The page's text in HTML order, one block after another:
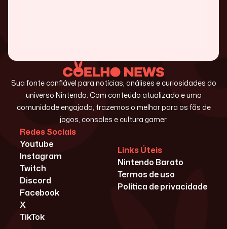
Sua fonte confiável para notícias, análises e curiosidades do
universo Nintendo. Com conteúdo atualizado e uma
comunidade engajada, trazemos o melhor para os fãs de
jogos, consoles e cultura gamer.
Redes Sociais
Youtube
Instagram
Twitch
Discord
Facebook
X
TikTok
Links Úteis
Nintendo Barato
Termos de uso
Política de privacidade